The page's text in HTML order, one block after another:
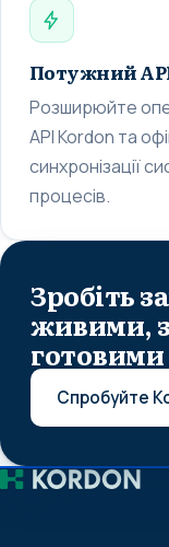
Потужний API
Розширюйте
API Kordon та
синхронізації
процесів.
Зробіть
живими,
готовими
Спробуйте